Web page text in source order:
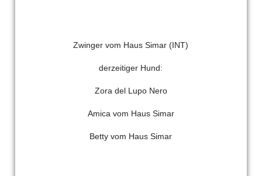
Zwinger vom Haus Simar (INT)
derzeitiger Hund:
Zora del Lupo Nero
Amica vom Haus Simar
Betty vom Haus Simar